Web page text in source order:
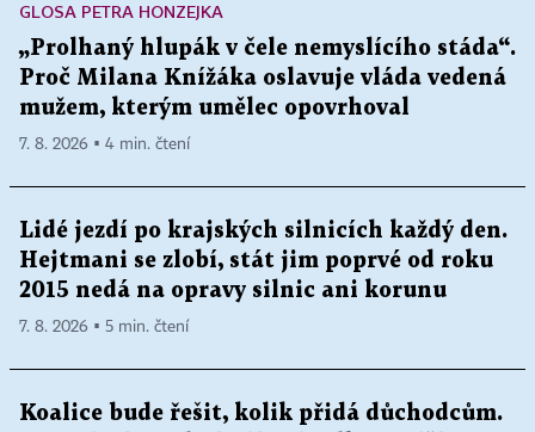
GLOSA PETRA HONZEJKA
„Prolhaný hlupák v čele nemyslícího stáda“.
Proč Milana Knížáka oslavuje vláda vedená
mužem, kterým umělec opovrhoval
7. 8. 2026 ▪ 4 min. čtení
Lidé jezdí po krajských silnicích každý den.
Hejtmani se zlobí, stát jim poprvé od roku
2015 nedá na opravy silnic ani korunu
7. 8. 2026 ▪ 5 min. čtení
Koalice bude řešit, kolik přidá důchodcům.